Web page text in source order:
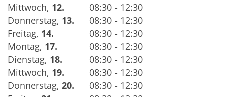
Mittwoch, 12.
08:30 - 12:30
Donnerstag, 13.
08:30 - 12:30
Freitag, 14.
08:30 - 12:30
Montag, 17.
08:30 - 12:30
Dienstag, 18.
08:30 - 12:30
Mittwoch, 19.
08:30 - 12:30
Donnerstag, 20.
08:30 - 12:30